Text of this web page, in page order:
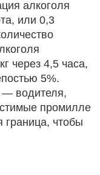
алкоголя
или 0,3
через 4,5 часа,
5%.
— водителя,
промилле
граница, чтобы